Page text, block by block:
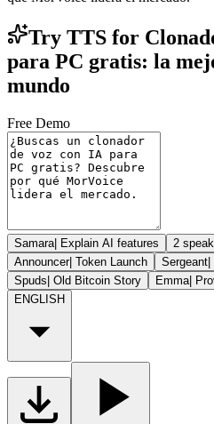
Try TTS for
para PC gratis: la
mundo
Free Demo
Samara| Explain AI features 2
Announcer| Token Launch Sergeant|
Spuds| Old Bitcoin Story Emma|
ENGLISH